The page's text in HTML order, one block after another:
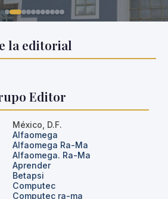
la editorial
Editor
México, D.F.
Alfaomega
Alfaomega Ra-Ma
Alfaomega. Ra-Ma
Aprender
Betapsi
Computec
Computec ra-ma